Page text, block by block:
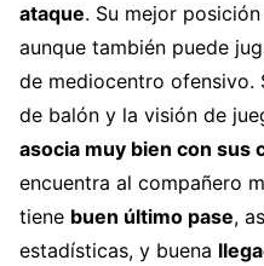
ataque. Su mejor
aunque también puede
de mediocentro ofensivo.
de balón y la visión de
asocia muy bien con sus
encuentra al compañero
tiene buen último pase,
estadísticas, y buena